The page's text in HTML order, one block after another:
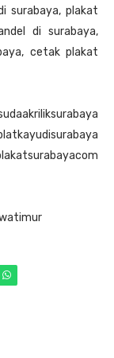
surabaya, plakat
di surabaya,
cetak plakat